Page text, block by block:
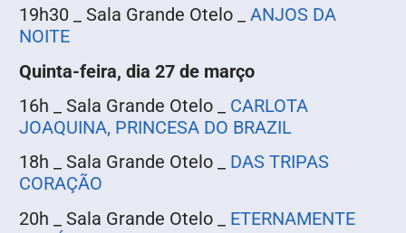
19h30 _ Sala Grande Otelo _ ANJOS DA
NOITE
Quinta-feira, dia 27 de março
16h _ Sala Grande Otelo _ CARLOTA
JOAQUINA, PRINCESA DO BRAZIL
18h _ Sala Grande Otelo _ DAS TRIPAS
CORAÇÃO
20h _ Sala Grande Otelo _ ETERNAMENTE